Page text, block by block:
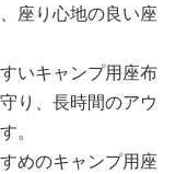
座り心地の良い座
いキャンプ用座布
り、長時間のアウ
。
めのキャンプ用座